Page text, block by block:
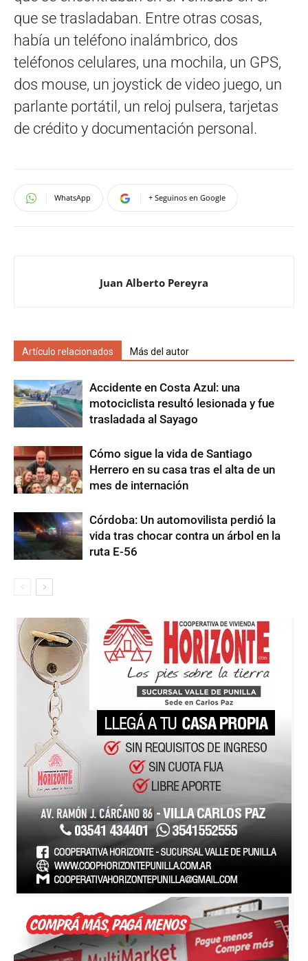
que se trasladaban. Entre otras cosas,
había un teléfono inalámbrico, dos
teléfonos celulares, una mochila, un GPS,
dos mouse, un joystick de video juego, un
parlante portátil, un reloj pulsera, tarjetas
de crédito y documentación personal.
WhatsApp + Seguinos en Google
Juan Alberto Pereyra
Artículo relacionados Más del autor
Accidente en Costa Azul: una
motociclista resultó lesionada y fue
trasladada al Sayago
Cómo sigue la vida de Santiago
Herrero en su casa tras el alta de un
mes de internación
Córdoba: Un automovilista perdió la
vida tras chocar contra un árbol en la
ruta E-56